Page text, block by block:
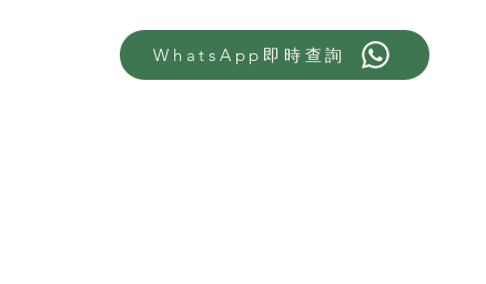
WhatsApp即時查詢